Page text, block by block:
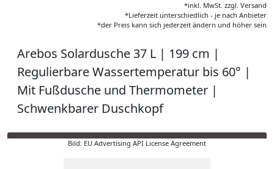
*inkl. MwSt. zzgl. Versand
*Lieferzeit unterschiedlich - je nach Anbieter
*der Preis kann sich jederzeit ändern und höher sein
Arebos Solardusche 37 L | 199 cm |
Regulierbare Wassertemperatur bis 60° |
Mit Fußdusche und Thermometer |
Schwenkbarer Duschkopf
Bild: EU Advertising API License Agreement